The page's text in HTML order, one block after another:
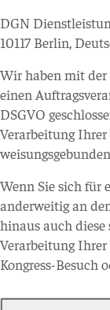
DGN
10117 Berlin,
Wir haben mit
einen
DSGVO
Verarbeitung Ihrer
Wenn Sie sich für
anderweitig an
hinaus auch
Verarbeitung
Kongress-Besuch